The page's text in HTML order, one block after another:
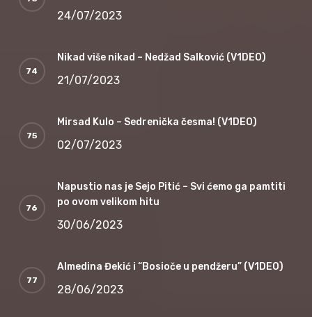
24/07/2023
Nikad više nikad – Nedžad Salković (V1DEO)
21/07/2023
Mirsad Kulo – Sedrenička česma! (V1DEO)
02/07/2023
Napustio nas je Sejo Pitić – Svi ćemo ga pamtiti
po ovom velikom hitu
30/06/2023
Almedina Đekić i “Bosioče u pendžeru” (V1DEO)
28/06/2023